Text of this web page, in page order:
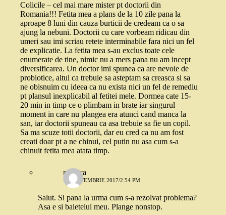
Colicile – cel mai mare mister pt doctorii din
Romania!!! Fetita mea a plans de la 10 zile pana la
aproape 8 luni din cauza burticii de credeam ca o sa
ajung la nebuni. Doctorii cu care vorbeam ridicau din
umeri sau imi scriau retete interminabile fara nici un fel
de explicatie. La fetita mea s-au exclus toate cele
enumerate de tine, nimic nu a mers pana nu am incept
diversificarea. Un doctor imi spunea ca are nevoie de
probiotice, altul ca trebuie sa asteptam sa creasca si sa
ne obisnuim cu ideea ca nu exista nici un fel de remediu
pt plansul inexplicabil al fetitei mele. Dormea cate 15-
20 min in timp ce o plimbam in brate iar singurul
moment in care nu plangea era atunci cand manca la
san, iar doctorii spuneau ca asa trebuie sa fie un copil.
Sa ma scuze totii doctorii, dar eu cred ca nu am fost
creati doar pt a ne chinui, cel putin nu asa cum s-a
chinuit fetita mea atata timp.
monica
11 SEPTEMBRIE 2017/2:54 PM
Salut. Si pana la urma cum s-a rezolvat problema?
Asa e si baietelul meu. Plange nonstop.